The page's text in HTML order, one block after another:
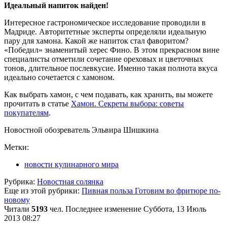
Идеальный напиток найден!
Интересное гастрономическое исследование проводили в
Мадриде. Авторитетные эксперты определяли идеальную
пару для хамона. Какой же напиток стал фаворитом?
«Победил» знаменитый херес Фино. В этом прекрасном вине
специалисты отметили сочетание ореховых и цветочных
тонов, длительное послевкусие. Именно такая полнота вкуса
идеально сочетается с хамоном.
Как выбрать хамон, с чем подавать, как хранить, вы можете
прочитать в статье Хамон. Секреты выбора: советы
покупателям.
Новостной обозреватель Эльвира Шишкина
Метки:
новости кулинарного мира
Рубрика: Новостная солянка
Еще из этой рубрики: Пивная польза Готовим во фритюре по-
новому
Читали 5193 чел. Последнее изменение Суббота, 13 Июль
2013 08:27